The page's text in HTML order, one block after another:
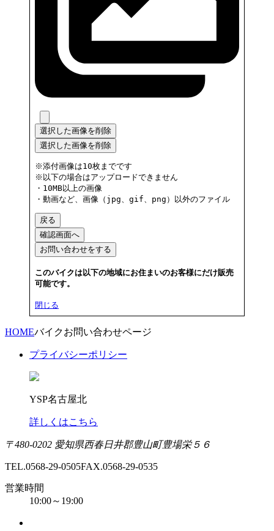
選択した画像を削除
選択した画像を削除
※添付画像は10枚までです
※以下の場合はアップロードできません
・10MB以上の画像
・動画など、画像（jpg、gif、png）以外のファイル
戻る
確認画面へ
このバイクは以下の地域にお住まいのお客様にだけ販売
可能です。
閉じる
HOMEバイクお問い合わせページ
プライバシーポリシー
YSP名古屋北
詳しくはこちら
〒480-0202 愛知県西春日井郡豊山町豊場栄５６
TEL.0568-29-0505FAX.0568-29-0535
営業時間
10:00～19:00